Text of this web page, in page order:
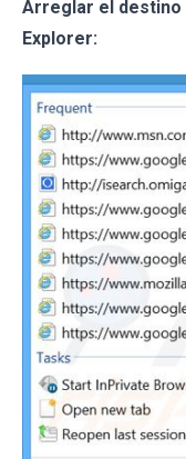
Arreglar el
Explorer: